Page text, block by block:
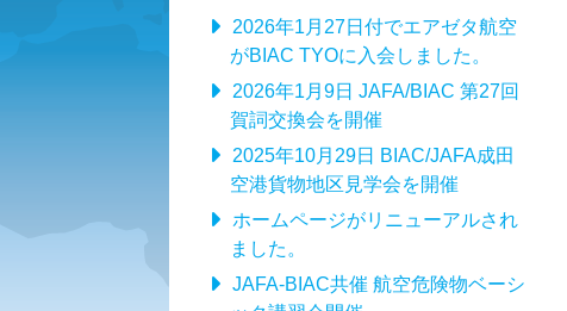
2026年1月27日付でエアゼタ航空
がBIAC TYOに入会しました。
2026年1月9日 JAFA/BIAC 第27回
賀詞交換会を開催
2025年10月29日 BIAC/JAFA成田
空港貨物地区見学会を開催
ホームページがリニューアルされ
ました。
JAFA-BIAC共催 航空危険物ベーシ